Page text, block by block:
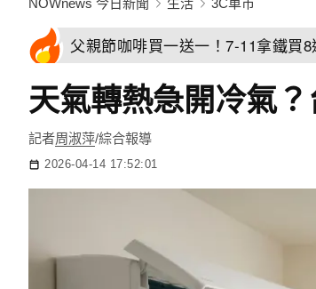
NOWnews 今日新聞 生活 3C車市
父親節咖啡買一送一！7-11拿鐵
天氣轉熱急開冷氣
記者周淑萍/綜合報導
2026-04-14 17:52:01